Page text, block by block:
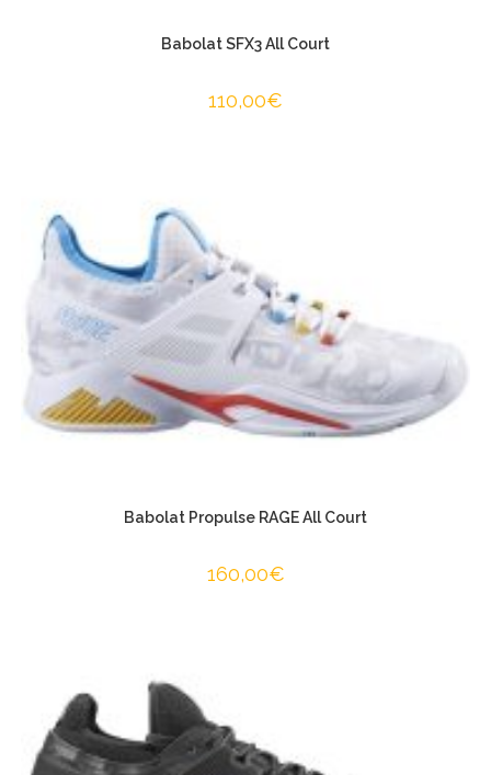
Babolat SFX3 All Court
110,00€
Babolat Propulse RAGE All Court
160,00€